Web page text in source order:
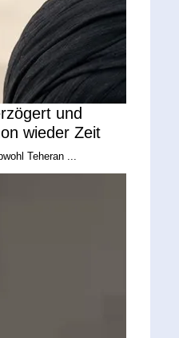
und
wieder Zeit
Teheran ...